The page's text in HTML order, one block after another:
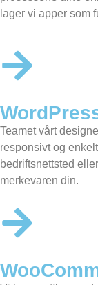
lager vi apper som
Teamet vårt
responsivt og
bedriftsnettsted
merkevaren din.